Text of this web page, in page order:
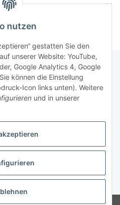
Versand
nutzen
gestatten Sie den
unserer Website: YouTube,
Google Analytics 4, Google
können die Einstellung
Icon links unten). Weitere
und in unserer